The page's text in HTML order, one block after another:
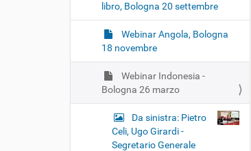
libro, Bologna 20 settembre
Webinar Angola, Bologna
18 novembre
Webinar Indonesia -
Bologna 26 marzo
Da sinistra: Pietro
Celi, Ugo Girardi -
Segretario Generale